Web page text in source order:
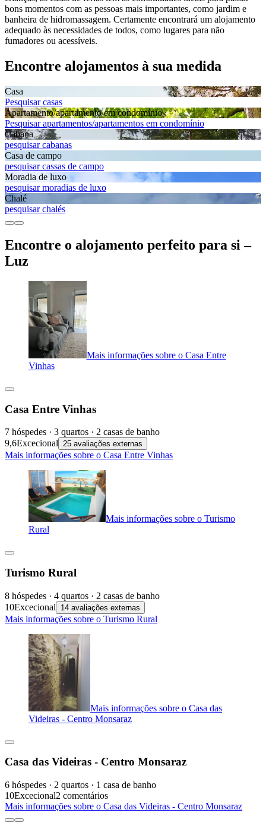
bons momentos com as pessoas mais importantes, como jardim e
banheira de hidromassagem. Certamente encontrará um alojamento
adequado às necessidades de todos, como lugares para não
fumadores ou acessíveis.
Encontre alojamentos à sua medida
Casa
Pesquisar casas
Apartamento/apartamento em condomínio
Pesquisar apartamentos/apartamentos em condomínio
Cabana
pesquisar cabanas
Casa de campo
pesquisar cassas de campo
Moradia de luxo
pesquisar moradias de luxo
Chalé
pesquisar chalés
Encontre o alojamento perfeito para si –
Luz
Mais informações sobre o Casa Entre
Vinhas
Casa Entre Vinhas
7 hóspedes · 3 quartos · 2 casas de banho
9,6Excecional 25 avaliações externas
Mais informações sobre o Casa Entre Vinhas
Mais informações sobre o Turismo
Rural
Turismo Rural
8 hóspedes · 4 quartos · 2 casas de banho
10Excecional 14 avaliações externas
Mais informações sobre o Turismo Rural
Mais informações sobre o Casa das
Videiras - Centro Monsaraz
Casa das Videiras - Centro Monsaraz
6 hóspedes · 2 quartos · 1 casa de banho
10Excecional2 comentários
Mais informações sobre o Casa das Videiras - Centro Monsaraz